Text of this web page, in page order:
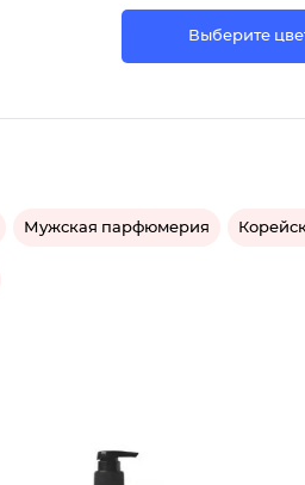
Выберите
Мужская парфюмерия